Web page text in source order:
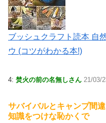
ブッシュクラフト読本 自
ウ (コツがわかる本!)
4: 焚火の前の名無しさん 21/03/
サバイバルとキャンプ間
知識をつけな恥かくで